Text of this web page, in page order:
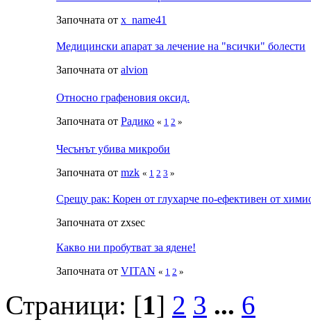
Започната от x_name41
Медицински апарат за лечение на "всички" болести
Започната от alvion
Относно графеновия оксид.
Започната от Радико « 1 2 »
Чесънът убива микроби
Започната от mzk « 1 2 3 »
Срещу рак: Корен от глухарче по-ефективен от
Започната от zxsec
Какво ни пробутват за ядене!
Започната от VITAN « 1 2 »
Страници: [1] 2 3 ... 6